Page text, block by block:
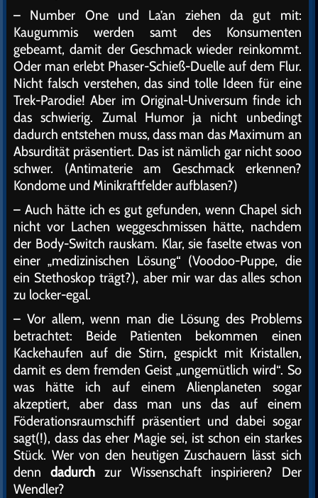
– Number One und La’an ziehen da gut mit:
Kaugummis werden samt des Konsumenten
gebeamt, damit der Geschmack wieder reinkommt.
Oder man erlebt Phaser-Schieß-Duelle auf dem Flur.
Nicht falsch verstehen, das sind tolle Ideen für eine
Trek-Parodie! Aber im Original-Universum finde ich
das schwierig. Zumal Humor ja nicht unbedingt
dadurch entstehen muss, dass man das Maximum an
Absurdität präsentiert. Das ist nämlich gar nicht sooo
schwer. (Antimaterie am Geschmack erkennen?
Kondome und Minikraftfelder aufblasen?)
– Auch hätte ich es gut gefunden, wenn Chapel sich
nicht vor Lachen weggeschmissen hätte, nachdem
der Body-Switch rauskam. Klar, sie faselte etwas von
einer „medizinischen Lösung“ (Voodoo-Puppe, die
ein Stethoskop trägt?), aber mir war das alles schon
zu locker-egal.
– Vor allem, wenn man die Lösung des Problems
betrachtet: Beide Patienten bekommen einen
Kackehaufen auf die Stirn, gespickt mit Kristallen,
damit es dem fremden Geist „ungemütlich wird“. So
was hätte ich auf einem Alienplaneten sogar
akzeptiert, aber dass man uns das auf einem
Föderationsraumschiff präsentiert und dabei sogar
sagt(!), dass das eher Magie sei, ist schon ein starkes
Stück. Wer von den heutigen Zuschauern lässt sich
denn dadurchzur Wissenschaft inspirieren? Der
Wendler?